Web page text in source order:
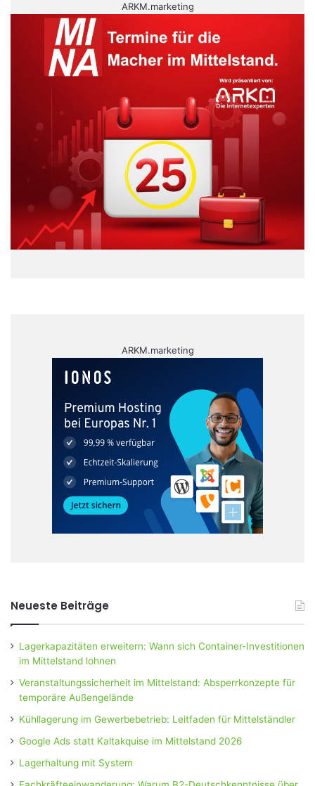
ARKM.marketing
ARKM.marketing
Neueste Beiträge
Lagerkapazitäten erweitern: Wann sich Container-Investitionen
im Mittelstand lohnen
Veranstaltungssicherheit im Mittelstand: Absperrkonzepte für
temporäre Außengelände
Kühllagerung im Gewerbebetrieb: Leitfaden für Mittelständler
Google Ads statt Kaltakquise im Mittelstand 2026
Lagerhaltung mit System